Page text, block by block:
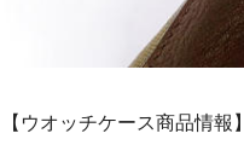
【ウオッチケース商品情報】